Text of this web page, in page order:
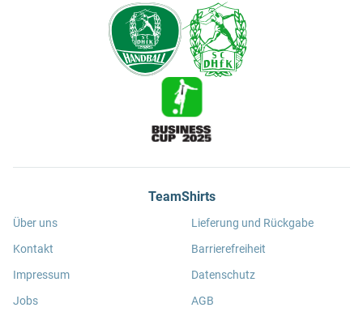
TeamShirts
Über uns
Kontakt
Impressum
Jobs
Lieferung und Rückgabe
Barrierefreiheit
Datenschutz
AGB